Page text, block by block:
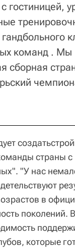
гостиницей,
команд . Мы
сборная
страны с
"У нас
в
поколений.
которые